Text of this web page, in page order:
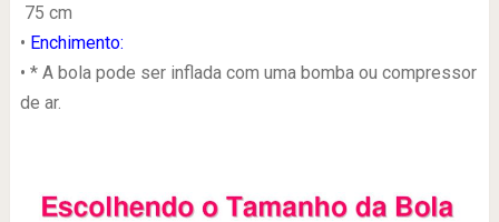
75 cm
• Enchimento:
• * A bola pode ser inflada com uma bomba ou compressor
de ar.